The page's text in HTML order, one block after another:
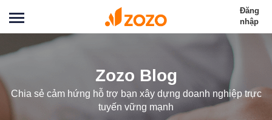
Đăng
nhập
Zozo Blog
Chia sẻ cảm hứng hỗ trợ bạn xây dựng doanh nghiệp trực
tuyến vững mạnh